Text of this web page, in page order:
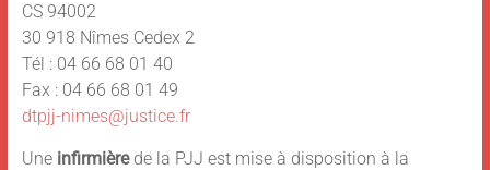
CS 94002
30 918 Nîmes Cedex 2
Tél : 04 66 68 01 40
Fax : 04 66 68 01 49
dtpjj-nimes@justice.fr
Une infirmière de la PJJ est mise à disposition à la